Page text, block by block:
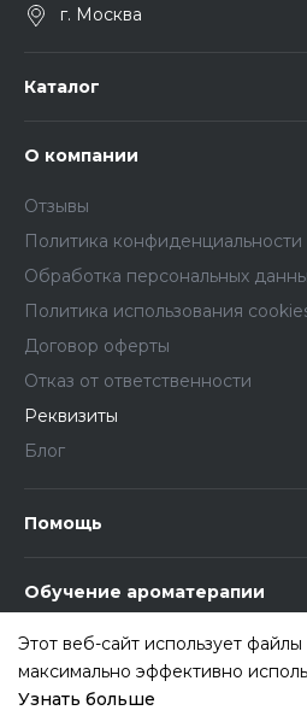
г. Москва
Каталог
О компании
Отзывы
Политика конфиденциальности
Обработка персональных
Политика использования
Договор оферты
Отказ от ответственности
Реквизиты
Блог
Помощь
Обучение ароматерапии
Этот веб-сайт использует
максимально эффективно
Узнать больше